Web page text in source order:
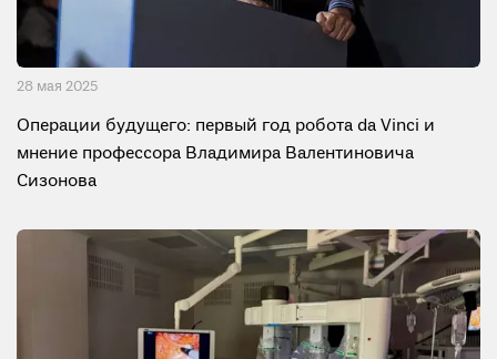
28 мая 2025
Операции будущего: первый год робота da Vinci и
мнение профессора Владимира Валентиновича
Сизонова